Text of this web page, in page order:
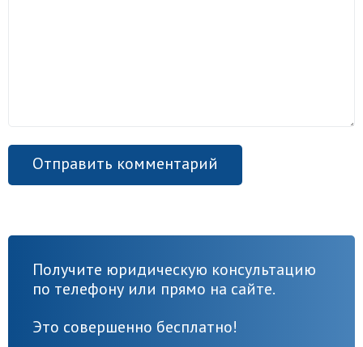
Получите юридическую консультацию
по телефону или прямо на сайте.
Это совершенно бесплатно!